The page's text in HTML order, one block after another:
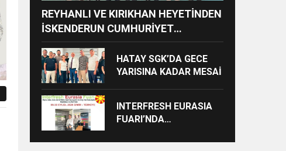
REYHANLI VE KIRIKHAN HEYETİNDEN
İSKENDERUN CUMHURİYET
BAŞSAVCILIĞINA ZİYARET
HATAY SGK’DA GECE
YARISINA KADAR MESAİ
INTERFRESH EURASIA
FUARI’NDA
BİRLİKLERİ İÇİN GERİ